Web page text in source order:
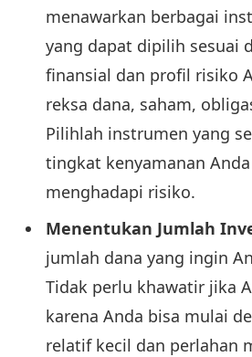
menawarkan berbagai
yang dapat dipilih sesuai
finansial dan profil risiko
reksa dana, saham,
Pilihlah instrumen yang
tingkat kenyamanan
menghadapi risiko.
Menentukan Jumlah
jumlah dana yang ingin
Tidak perlu khawatir jika
karena Anda bisa mulai
relatif kecil dan perlahan